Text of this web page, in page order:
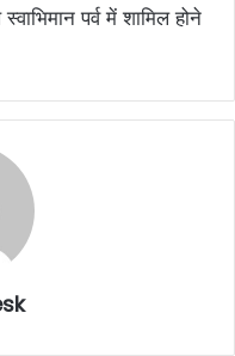
पर्व में शामिल होने